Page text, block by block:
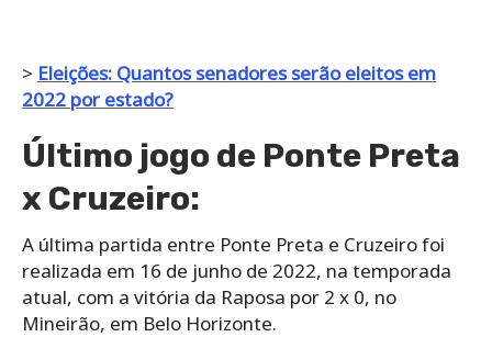
> Eleições: Quantos senadores serão eleitos em
2022 por estado?
Último jogo de Ponte Preta
x Cruzeiro:
A última partida entre Ponte Preta e Cruzeiro foi
realizada em 16 de junho de 2022, na temporada
atual, com a vitória da Raposa por 2 x 0, no
Mineirão, em Belo Horizonte.